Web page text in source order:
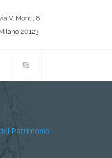
V. Monti, 8
20123
Patrimonio